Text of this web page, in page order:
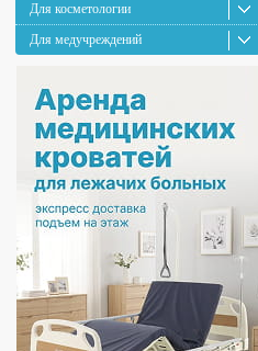
Для косметологии
Для медучреждений